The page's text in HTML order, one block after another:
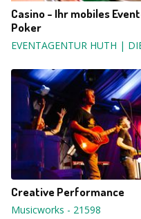
Casino - Ihr mobiles
Poker
EVENTAGENTUR HUTH |
Creative Performance
Musicworks - 21598